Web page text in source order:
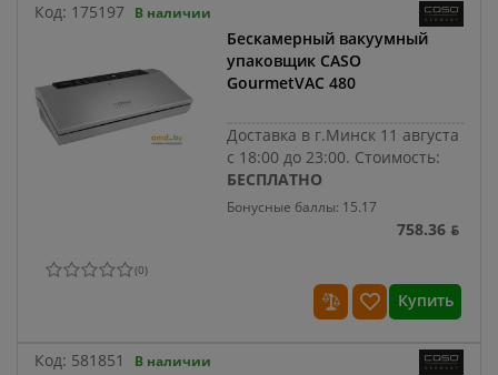
Код: 175197 В наличии
Бескамерный вакуумный
упаковщик CASO
GourmetVAC 480
Доставка в г.Минск 11 августа
с 18:00 до 23:00. Стоимость:
БЕСПЛАТНО
Бонусные баллы: 15.17
758.36 ƃ
(0)
Купить
Код: 581851 В наличии